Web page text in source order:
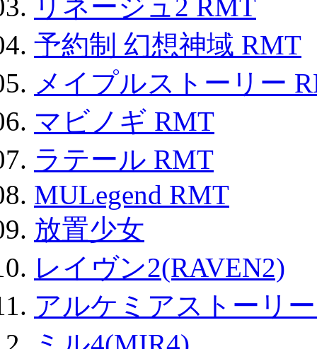
リネージュ2 RMT
予約制 幻想神域 RMT
メイプルストーリー
マビノギ RMT
ラテール RMT
MULegend RMT
放置少女
レイヴン2(RAVEN2)
アルケミアストーリ